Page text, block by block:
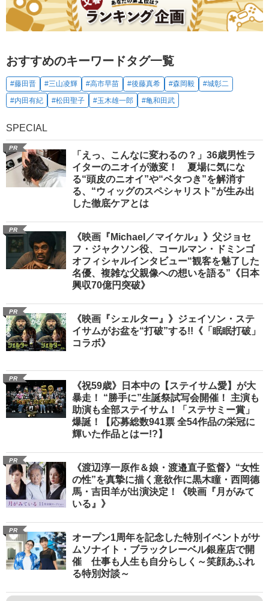
おすすめのキーワードタグ一覧
#藤田晋 #三山凌輝 #高市早苗 #後藤真希 #森岡毅
#城彰二
#内田有紀
#松田聖子 #玉木雄一郎 #亀和田武
SPECIAL
PR
「えっ、こんなに変わるの？」36歳男性ラ
イターのニオイが激変！ 夏場に気にな
る“頭皮のニオイ”や“ベタつき”を解消す
る、“ウィッグのスペシャリスト”が生み出
した徹底ケアとは
PR
《映画『Michael／マイケル』》父ジョセ
フ・ジャクソン役、コールマン・ドミンゴ
オフィシャルインタビュー“観客を魅了した
名優、複雑な父親像への想いを語る”《日本
興収70億円突破》
PR
《映画『シェルター』》ジェイソン・ステ
イサムがお盆を“打破”する!!《「眠眠打破」
コラボ》
PR
《祝59歳》日本中の【ステイサム愛】が大
暴走！ “勝手に”生誕祭試写会開催！ 主演も
助演も全部ステイサム！「ステサミー賞」
爆誕！【応募総数941票 全54作品の栄冠に
輝いた作品とはー!?】
PR
《渡辺淳一原作＆娘・渡邉直子監督》“女性
の性”を真摯に描く意欲作に黒木瞳・西岡德
馬・吉田羊が出演決定！《映画『月がみて
いる』》
PR
オープン1周年を記念した特別イベントがサ
ムソナイト・ブラックレーベル銀座店で開
催 仕事も人生も自分らしく～笑顔あふれ
る特別対談～